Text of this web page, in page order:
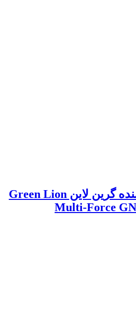
جاروشارژی و دمنده گرین لاین Green Lion
Multi-Force